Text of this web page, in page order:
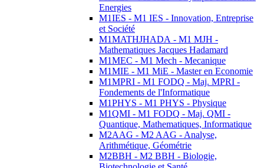
Energies
M1IES - M1 IES - Innovation, Entreprise
et Société
M1MATHJHADA - M1 MJH -
Mathematiques Jacques Hadamard
M1MEC - M1 Mech - Mecanique
M1MIE - M1 MiE - Master en Economie
M1MPRI - M1 FODQ - Maj. MPRI -
Fondements de l'Informatique
M1PHYS - M1 PHYS - Physique
M1QMI - M1 FODQ - Maj. QMI -
Quantique, Mathematiques, Informatique
M2AAG - M2 AAG - Analyse,
Arithmétique, Géométrie
M2BBH - M2 BBH - Biologie,